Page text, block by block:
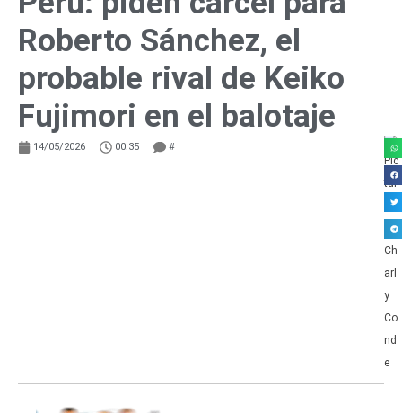
Roberto Sánchez, el
probable rival de Keiko
Fujimori en el balotaje
14/05/2026 00:35 #